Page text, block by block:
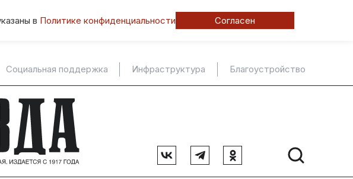
в Политике конфиденциальности Согласен
Социальная поддержка Инфраструктура Благоустройство